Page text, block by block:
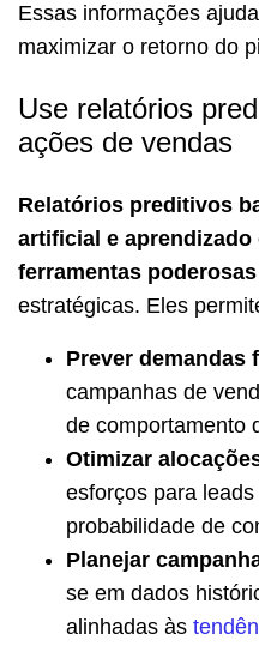
Essas informações
maximizar o retorno do
Use relatórios
ações de vendas
Relatórios preditivos
artificial e aprendizado
ferramentas poderosas
estratégicas. Eles
Prever demandas
campanhas de
de comportamento
Otimizar
esforços para
probabilidade de
Planejar
se em dados
alinhadas às